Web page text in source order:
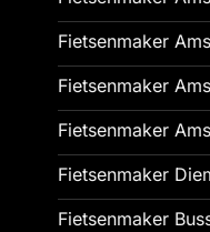
Fietsenmaker
Fietsenmaker
Fietsenmaker
Fietsenmaker
Fietsenmaker